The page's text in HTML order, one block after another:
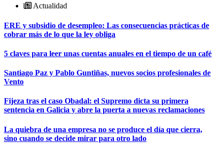
Actualidad
ERE y subsidio de desempleo: Las consecuencias prácticas de
cobrar más de lo que la ley obliga
5 claves para leer unas cuentas anuales en el tiempo de un café
Santiago Paz y Pablo Guntiñas, nuevos socios profesionales de
Vento
Fijeza tras el caso Obadal: el Supremo dicta su primera
sentencia en Galicia y abre la puerta a nuevas reclamaciones
La quiebra de una empresa no se produce el día que cierra,
sino cuando se decide mirar para otro lado